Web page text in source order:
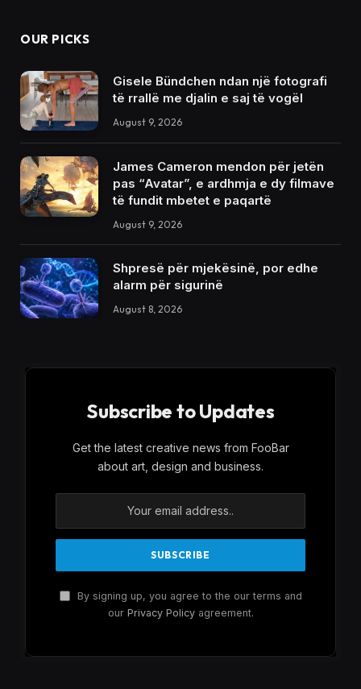
OUR PICKS
Gisele Bündchen ndan një fotografi
të rrallë me djalin e saj të vogël
August 9, 2026
James Cameron mendon për jetën
pas “Avatar”, e ardhmja e dy filmave
të fundit mbetet e paqartë
August 9, 2026
Shpresë për mjekësinë, por edhe
alarm për sigurinë
August 8, 2026
Subscribe to Updates
Get the latest creative news from FooBar
about art, design and business.
By signing up, you agree to the our terms and
our Privacy Policyagreement.